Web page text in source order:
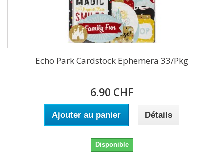
Echo Park Cardstock Ephemera 33/Pkg
6.90 CHF
Ajouter au panier Détails
Disponible